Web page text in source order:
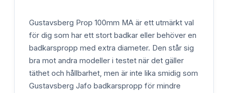
Gustavsberg Prop 100mm MA är ett utmärkt val
för dig som har ett stort badkar eller behöver en
badkarspropp med extra diameter. Den står sig
bra mot andra modeller i testet när det gäller
täthet och hållbarhet, men är inte lika smidig som
Gustavsberg Jafo badkarspropp för mindre